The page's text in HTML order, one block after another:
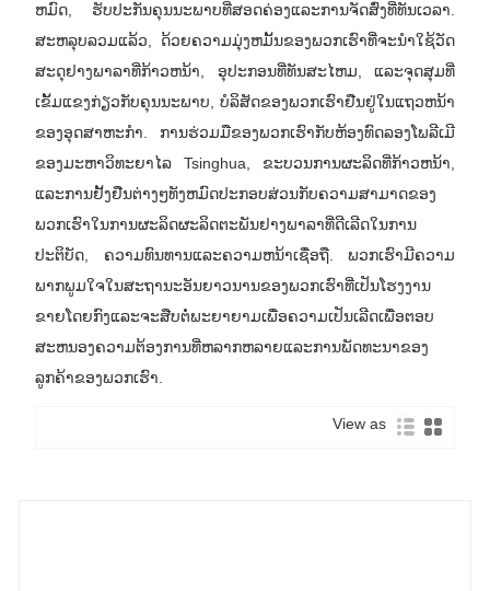
ຫມົດ, ຮັບປະກັນຄຸນນະພາບທີ່ສອດຄ່ອງແລະການຈັດສົ່ງທີ່ທັນເວລາ.
ສະຫລຸບລວມແລ້ວ, ດ້ວຍຄວາມມຸ່ງຫມັ້ນຂອງພວກເຮົາທີ່ຈະນໍາໃຊ້ວັດ
ສະດຸຢາງພາລາທີ່ກ້າວຫນ້າ, ອຸປະກອນທີ່ທັນສະໄຫມ, ແລະຈຸດສຸມທີ່
ເຂັ້ມແຂງກ່ຽວກັບຄຸນນະພາບ, ບໍລິສັດຂອງພວກເຮົາຢືນຢູ່ໃນແຖວຫນ້າ
ຂອງອຸດສາຫະກໍາ. ການຮ່ວມມືຂອງພວກເຮົາກັບຫ້ອງທົດລອງໂພລີເມີ
ຂອງມະຫາວິທະຍາໄລ Tsinghua, ຂະບວນການຜະລິດທີ່ກ້າວຫນ້າ,
ແລະການຢັ້ງຢືນຕ່າງໆທັງຫມົດປະກອບສ່ວນກັບຄວາມສາມາດຂອງ
ພວກເຮົາໃນການຜະລິດຜະລິດຕະພັນຢາງພາລາທີ່ດີເລີດໃນການ
ປະຕິບັດ, ຄວາມທົນທານແລະຄວາມຫນ້າເຊື່ອຖື. ພວກເຮົາມີຄວາມ
ພາກພູມໃຈໃນສະຖານະອັນຍາວນານຂອງພວກເຮົາທີ່ເປັນໂຮງງານ
ຂາຍໂດຍກົງແລະຈະສືບຕໍ່ພະຍາຍາມເພື່ອຄວາມເປັນເລີດເພື່ອຕອບ
ສະຫນອງຄວາມຕ້ອງການທີ່ຫລາກຫລາຍແລະການພັດທະນາຂອງ
ລູກຄ້າຂອງພວກເຮົາ.
View as